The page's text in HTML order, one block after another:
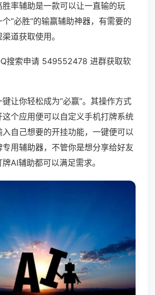
率辅助是一款可以让一直输的玩
“必胜”的输赢辅助神器，有需要的
道获取使用。
搜索申请 549552478 进群获取软
让你轻松成为“必赢”。其操作方式
个应用便可以自定义手机打牌系统
自己想要的开挂功能，一键便可以
用辅助器，不管你是想分享给好友
AI辅助都可以满足需求。